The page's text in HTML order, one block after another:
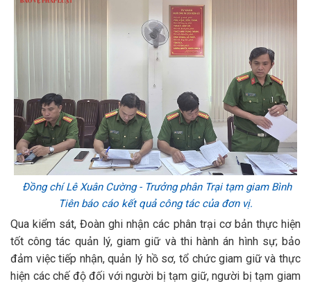
Đồng chí Lê Xuân Cường - Trưởng phân Trại tạm giam Bình
Tiên báo cáo kết quả công tác của đơn vị.
Qua kiểm sát, Đoàn ghi nhận các phân trại cơ bản thực hiện
tốt công tác quản lý, giam giữ và thi hành án hình sự; bảo
đảm việc tiếp nhận, quản lý hồ sơ, tổ chức giam giữ và thực
hiện các chế độ đối với người bị tạm giữ, người bị tạm giam